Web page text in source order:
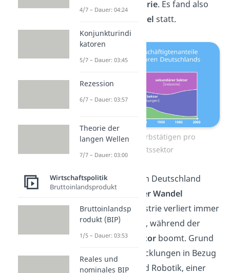
Industrie. Es fand also
sektoraler Wandel statt.
Anteil der Erwerbstätigen pro
Wirtschaftssektor
Auch aktuell findet in Deutschland
wieder ein
sektoraler Wandel
statt.Denn die Industrie verliert immer
mehr an Wichtigkeit, während der
Dienstleistungssektor boomt. Grund
dafür sind die Entwicklungen in Bezug
auf Nanotechnik und Robotik, einer
4/7 – Dauer: 04:24
Konjunkturindi
katoren
5/7 – Dauer: 03:45
Rezession
6/7 – Dauer: 03:57
Theorie der
langen Wellen
7/7 – Dauer: 03:00
Wirtschaftspolitik
Bruttoinlandsprodukt
Bruttoinlandsp
rodukt (BIP)
1/5 – Dauer: 03:53
Reales und
nominales BIP